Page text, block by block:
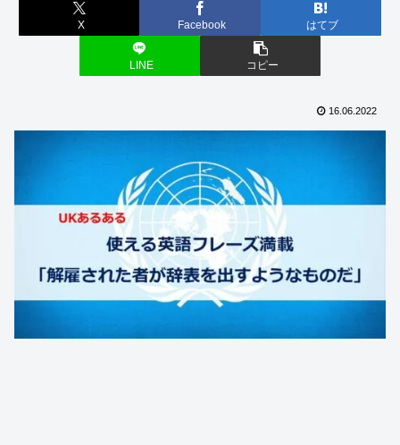
X Facebook はてブ
LINE コピー
16.06.2022